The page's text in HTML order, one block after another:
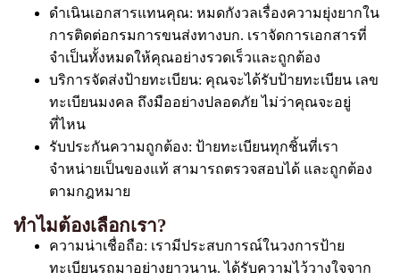
ดำเนินเอกสารแทนคุณ: หมดกังวลเรื่องความยุ่งยากใน
การติดต่อกรมการขนส่งทางบก. เราจัดการเอกสารที่
จำเป็นทั้งหมดให้คุณอย่างรวดเร็วและถูกต้อง
บริการจัดส่งป้ายทะเบียน: คุณจะได้รับป้ายทะเบียน เลข
ทะเบียนมงคล ถึงมืออย่างปลอดภัย ไม่ว่าคุณจะอยู่
ที่ไหน
รับประกันความถูกต้อง: ป้ายทะเบียนทุกชิ้นที่เรา
จำหน่ายเป็นของแท้ สามารถตรวจสอบได้ และถูกต้อง
ตามกฎหมาย
ทำไมต้องเลือกเรา?
ความน่าเชื่อถือ: เรามีประสบการณ์ในวงการป้าย
ทะเบียนรถมาอย่างยาวนาน. ได้รับความไว้วางใจจาก